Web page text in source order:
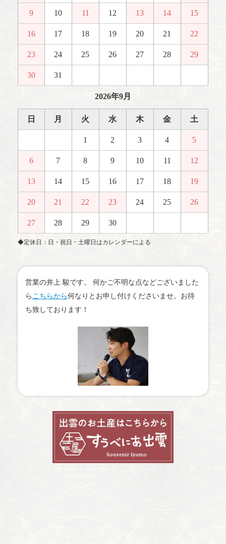
9 10 11 12 13 14 15
16 17 18 19 20 21 22
23 24 25 26 27 28 29
30 31
2026年9月
日 月 火 水 木 金 土
1 2 3 4 5
6 7 8 9 10 11 12
13 14 15 16 17 18 19
20 21 22 23 24 25 26
27 28 29 30
◆定休日：日・祝日・土曜日はカレンダーによる
営業の井上 駿です。 何かご不明な点などございました
ら こちらから何なりとお申し付けくださいませ。お待
ち致しております！